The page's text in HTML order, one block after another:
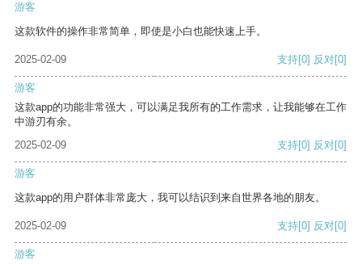
游客
这款软件的操作非常简单，即使是小白也能快速上手。
2025-02-09 支持[0] 反对[0]
游客
这款app的功能非常强大，可以满足我所有的工作需求，让我能够在工作
中游刃有余。
2025-02-09
支持[0] 反对[0]
游客
这款app的用户群体非常庞大，我可以结识到来自世界各地的朋友。
2025-02-09 支持[0] 反对[0]
游客